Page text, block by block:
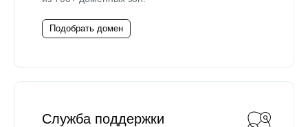
Подобрать домен
Служба поддержки